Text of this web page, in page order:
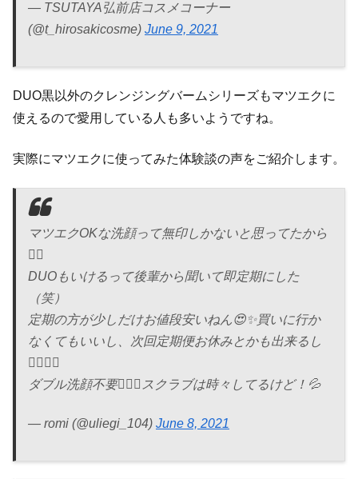
— TSUTAYA弘前店コスメコーナー
(@t_hirosakicosme) June 9, 2021
DUO黒以外のクレンジングバームシリーズもマツエクに
使えるので愛用している人も多いようですね。
実際にマツエクに使ってみた体験談の声をご紹介します。
マツエクOKな洗顔って無印しかないと思ってたから
👈🏻
DUOもいけるって後輩から聞いて即定期にした
（笑）
定期の方が少しだけお値段安いねん😍✨買いに行か
なくてもいいし、次回定期便お休みとかも出来るし
🙆🏻‍♀️✨
ダブル洗顔不要🙅🏻‍♀️スクラブは時々してるけど！💦
— romi (@uliegi_104) June 8, 2021